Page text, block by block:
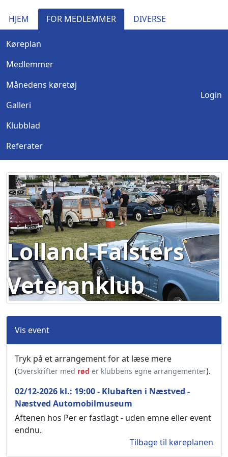
HJEM FOR MEDLEMMER DIVERSE
Køreplan
Medlemmer
Månedens køretøj
Galleri
Klubblad
Referater
Login
Lolland-Falsters
Veteranklub
Vis event
Tryk på et arrangement for at læse mere
(Overskrifter med rød er klubbens egne arrangementer).
02/12-2026 kl.: 19:00 - Klubaften i Næstved -
Næstved Automobilmuseum
Aftenen hos Per er fastlagt - uden emne eller event
endnu.
Tilbage til køreplanen